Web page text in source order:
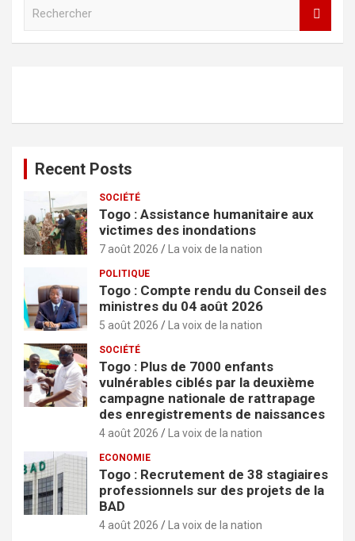
h
Recent Posts
SOCIÉTÉ
Togo : Assistance humanitaire aux
victimes des inondations
7 août 2026 La voix de la nation
POLITIQUE
Togo : Compte rendu du Conseil des
ministres du 04 août 2026
5 août 2026 La voix de la nation
SOCIÉTÉ
Togo : Plus de 7000 enfants
vulnérables ciblés par la deuxième
campagne nationale de rattrapage
des enregistrements de naissances
4 août 2026 La voix de la nation
ECONOMIE
Togo : Recrutement de 38 stagiaires
professionnels sur des projets de la
BAD
4 août 2026 La voix de la nation